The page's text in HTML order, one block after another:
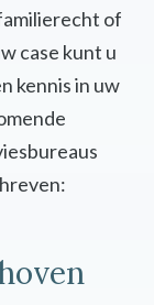
of
case kunt u
kennis in uw